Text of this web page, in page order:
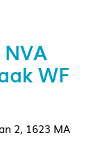
WF
2, 1623 MA